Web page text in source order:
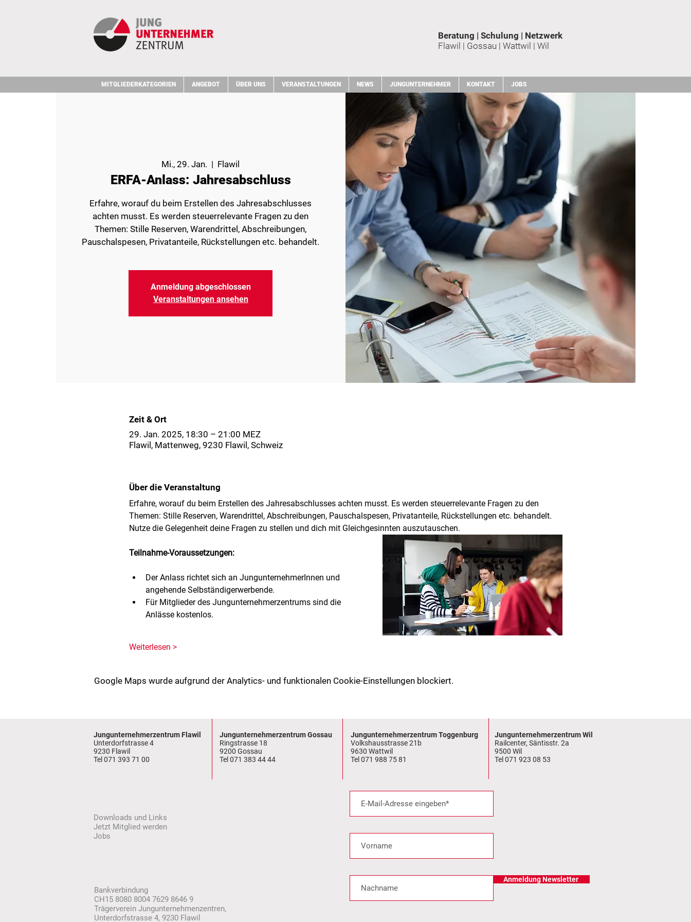
Beratung | Schulung | Netzwerk
Flawil | Gossau | Wattwil | Wil
MITGLIEDERKATEGORIEN ANGEBOT ÜBER UNS VERANSTALTUNGEN NEWS JUNGUNTERNEHMER KONTAKT JOBS
Mi., 29. Jan.
  |
Flawil
ERFA-Anlass: Jahresabschluss
Erfahre, worauf du beim Erstellen des Jahresabschlusses
achten musst. Es werden steuerrelevante Fragen zu den
Themen: Stille Reserven, Warendrittel, Abschreibungen,
Anmeldung abgeschlossen
Veranstaltungen ansehen
Zeit & Ort
29. Jan. 2025, 18:30 – 21:00 MEZ
Flawil, Mattenweg, 9230 Flawil, Schweiz
Über die Veranstaltung
Erfahre, worauf du beim Erstellen des Jahresabschlusses achten musst. Es werden steuerrelevante Fragen zu den
Themen: Stille Reserven, Warendrittel, Abschreibungen, Pauschalspesen, Privatanteile, Rückstellungen etc. behandelt.
Nutze die Gelegenheit deine Fragen zu stellen und dich mit Gleichgesinnten auszutauschen.
Teilnahme-Voraussetzungen:
Der Anlass richtet sich an JungunternehmerInnen und
angehende Selbständigerwerbende.
Für Mitglieder des Jungunternehmerzentrums sind die
Anlässe kostenlos.
Weiterlesen >
Google Maps wurde aufgrund der Analytics- und funktionalen Cookie-Einstellungen blockiert.
Jungunternehmerzentrum Flawil
Unterdorfstrasse 4
9230 Flawil
Tel 071 393 71 00
Jungunternehmerzentrum Gossau
Ringstrasse 18
9200 Gossau
Tel 071 383 44 44
Jungunternehmerzentrum Toggenburg
Volkshausstrasse 21b
9630 Wattwil
Tel 071 988 75 81
Jungunternehmerzentrum Wil
Railcenter, Säntisstr. 2a
9500 Wil
Tel 071 923 08 53
Downloads und Links
Jetzt Mitglied werden
Jobs
Anmeldung Newsletter
Bankverbindung
CH15 8080 8004 7629 8646 9
Trägerverein Jungunternehmenzentren,
Unterdorfstrasse 4, 9230 Flawil